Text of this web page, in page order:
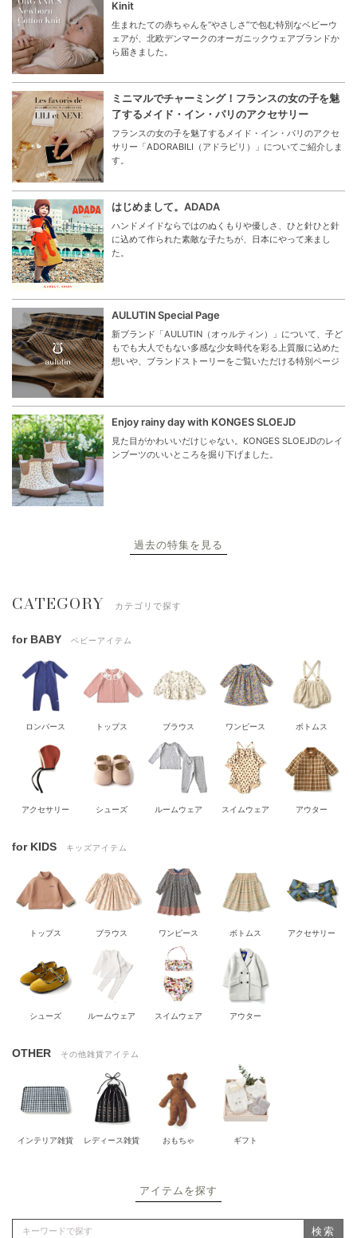
Kinit
生まれたての赤ちゃんを“やさしさ”で包む特別なベビーウ
ェアが、北欧デンマークのオーガニックウェアブランドか
ら届きました。
ミニマルでチャーミング！フランスの女の子を魅
了するメイド・イン・パリのアクセサリー
フランスの女の子を魅了するメイド・イン・パリのアクセ
サリー「ADORABILI（アドラビリ）」についてご紹介しま
す。
はじめまして。ADADA
ハンドメイドならではのぬくもりや優しさ、ひと針ひと針
に込めて作られた素敵な子たちが、日本にやって来まし
た。
AULUTIN Special Page
新ブランド「AULUTIN（オゥルティン）」について、子ど
もでも大人でもない多感な少女時代を彩る上質服に込めた
想いや、ブランドストーリーをご覧いただける特別ページ
Enjoy rainy day with KONGES SLOEJD
見た目がかわいいだけじゃない。KONGES SLOEJDのレイ
ンブーツのいいところを掘り下げました。
過去の特集を見る
CATEGORY カテゴリで探す
for BABY ベビーアイテム
ロンパース トップス ブラウス ワンピース ボトムス
アクセサリー シューズ ルームウェア スイムウェア アウター
for KIDS キッズアイテム
トップス ブラウス ワンピース ボトムス アクセサリー
シューズ ルームウェア スイムウェア アウター
OTHER その他雑貨アイテム
インテリア雑貨 レディース雑貨 おもちゃ ギフト
アイテムを探す
検索